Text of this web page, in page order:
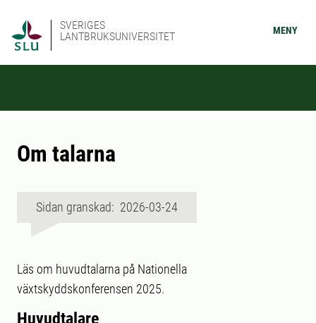
SVERIGES
LANTBRUKSUNIVERSITET
MENY
Om talarna
Sidan granskad: 2026-03-24
Läs om huvudtalarna på Nationella
växtskyddskonferensen 2025.
Huvudtalare